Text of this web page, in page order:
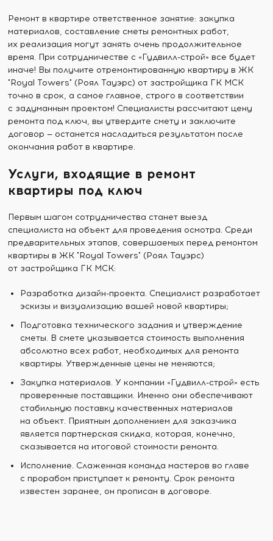
Ремонт в квартире ответственное занятие: закупка
материалов, составление сметы ремонтных работ,
их реализация могут занять очень продолжительное
время. При сотрудничестве с «Гудвилл-строй» все будет
иначе! Вы получите отремонтированную квартиру в ЖК
"Royal Towers" (Роял Тауэрс) от застройщика ГК МСК
точно в срок, а самое главное, строго в соответствии
с задуманным проектом! Специалисты рассчитают цену
ремонта под ключ, вы утвердите смету и заключите
договор — останется насладиться результатом после
окончания работ в квартире.
Услуги, входящие в ремонт
квартиры под ключ
Первым шагом сотрудничества станет выезд
специалиста на объект для проведения осмотра. Среди
предварительных этапов, совершаемых перед ремонтом
квартиры в ЖК "Royal Towers" (Роял Тауэрс)
от застройщика ГК МСК:
Разработка дизайн-проекта. Специалист разработает
эскизы и визуализацию вашей новой квартиры;
Подготовка технического задания и утверждение
сметы. В смете указывается стоимость выполнения
абсолютно всех работ, необходимых для ремонта
квартиры. Утвержденные цены не меняются;
Закупка материалов. У компании «Гудвилл-строй» есть
проверенные поставщики. Именно они обеспечивают
стабильную поставку качественных материалов
на объект. Приятным дополнением для заказчика
является партнерская скидка, которая, конечно,
сказывается на итоговой стоимости ремонта.
Исполнение. Слаженная команда мастеров во главе
с прорабом приступает к ремонту. Срок ремонта
известен заранее, он прописан в договоре.